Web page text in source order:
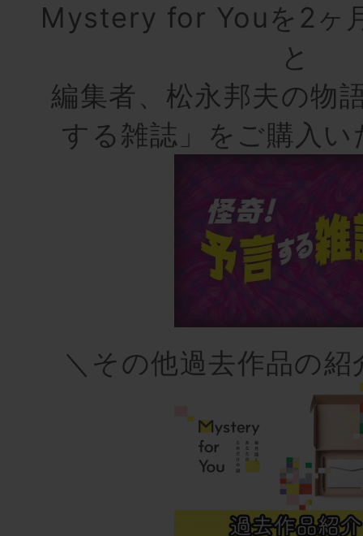
Mystery for Youを2ヶ
と
編集者、松永邦夫の物
する雑誌」をご購入
＼その他過去作品の